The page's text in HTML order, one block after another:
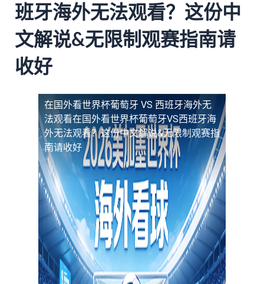
班牙海外无法观看？这份中
文解说&无限制观赛指南请
收好
在国外看世界杯葡萄牙 VS 西班牙海外无
法观看在国外看世界杯葡萄牙VS西班牙海
外无法观看？这份中文解说&无限制观赛指
南请收好